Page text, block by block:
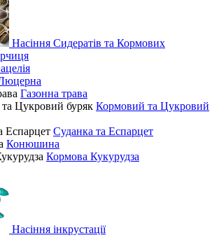
Насіння Сидератів та Кормових
Газонна трава
Кормовий та Цукровий
Суданка та Еспарцет
Конюшина
Кормова Кукурудза
Насіння інкрустації